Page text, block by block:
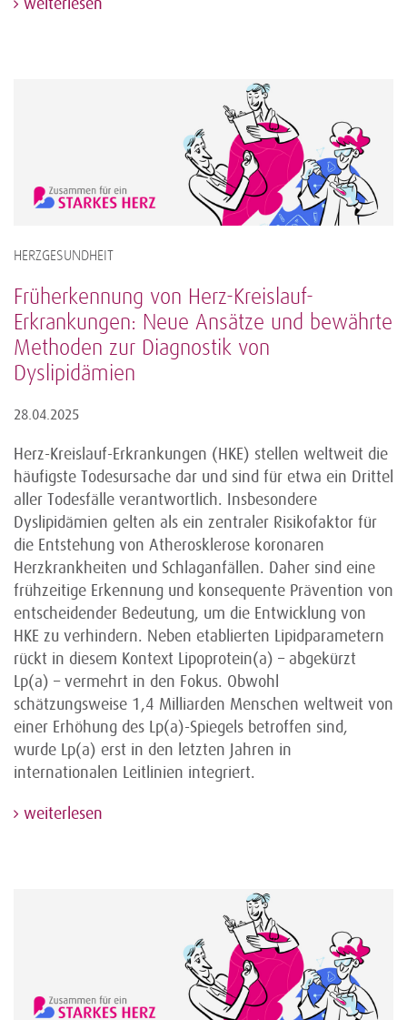
HERZGESUNDHEIT
Früherkennung von Herz-Kreislauf-
Erkrankungen: Neue Ansätze und bewährte
Methoden zur Diagnostik von
Dyslipidämien
28.04.2025
Herz-Kreislauf-Erkrankungen (HKE) stellen weltweit die
häufigste Todesursache dar und sind für etwa ein Drittel
aller Todesfälle verantwortlich. Insbesondere
Dyslipidämien gelten als ein zentraler Risikofaktor für
die Entstehung von Atherosklerose koronaren
Herzkrankheiten und Schlaganfällen. Daher sind eine
frühzeitige Erkennung und konsequente Prävention von
entscheidender Bedeutung, um die Entwicklung von
HKE zu verhindern. Neben etablierten Lipidparametern
rückt in diesem Kontext Lipoprotein(a) – abgekürzt
Lp(a) – vermehrt in den Fokus. Obwohl
schätzungsweise 1,4 Milliarden Menschen weltweit von
einer Erhöhung des Lp(a)-Spiegels betroffen sind,
wurde Lp(a) erst in den letzten Jahren in
internationalen Leitlinien integriert.
weiterlesen